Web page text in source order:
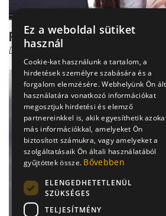
Rejtélyes csípőfájás:
Dr. Boross György
Ez a weboldal sütiket
használ
Cookie-kat használunk a tartalom, a
hirdetések személyre szabására és a
forgalom elemzésére. Webhelyünk Ön
használatára vonatkozó információkat
megosztjuk hirdetési és elemző
partnereinkkel is, akik egyesíthetik
más információkkal, amelyeket Ön
biztosított számukra, vagy amelyeket a
szolgáltatásaik Ön általi használatából
gyűjtöttek össze. Bővebben
ELENGEDHETETLENÜL
SZÜKSÉGES
TELJESÍTMÉNY